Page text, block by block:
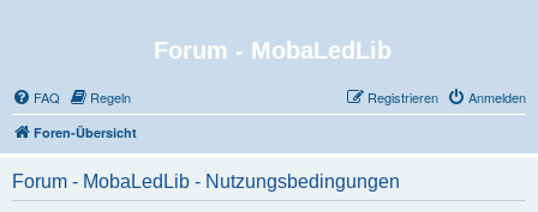
Forum - MobaLedLib
FAQ Regeln Anmelden
Registrieren
Foren-Übersicht
Forum - MobaLedLib - Nutzungsbedingungen